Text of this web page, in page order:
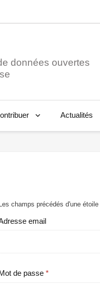
données ouvertes
Actualités
Les champs précédés d'une étoile
email
de passe